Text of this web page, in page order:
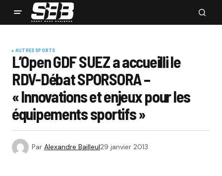
AUTRES SPORTS
L’Open GDF SUEZ a accueilli le
RDV-Débat SPORSORA –
« Innovations et enjeux pour les
équipements sportifs »
Par Alexandre Bailleul29 janvier 2013